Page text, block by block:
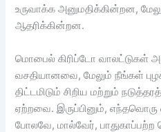
உருவாக்க அனுமதிக்கின்றன,
ஆதரிக்கின்றன.
மொபைல் கிரிப்டோ வாலட்டுகள்
வசதியானவை, மேலும் நீங்கள்
திட்டமிடும் சிறிய மற்றும்
ஏற்றவை. இருப்பினும்,
போலவே, மால்வேர்,